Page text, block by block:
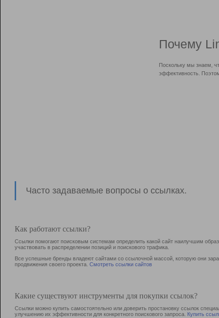
Почему
Поскольку мы знаем,
эффективность.
Часто задаваемые вопросы о ссылках.
Как работают ссылки?
Ссылки помогают поисковым системам определить какой сайт наилучшим
участвовать в раcпределении позиций и поискового трафика.
Все успешные бренды владеют сайтами со ссылочной массой, которую они
продвижения своего проекта. Смотреть ссылки сайтов
Какие существуют инструменты для покупки ссылок?
Ссылки можно купить самостоятельно или доверить простановку ссылок
улучшению их эффективности для конкретного поискового запроса. Купить